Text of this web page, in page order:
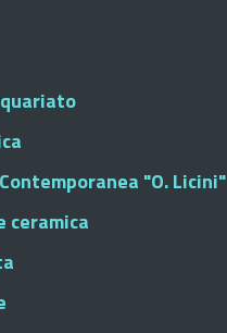
"O. Licini"
ceramica